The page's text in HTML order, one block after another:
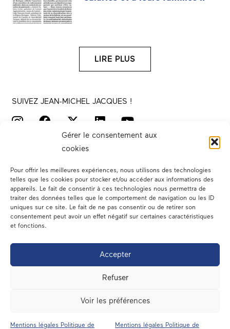
Gérer le consentement aux
cookies
Pour offrir les meilleures expériences, nous utilisons des technologies
telles que les cookies pour stocker et/ou accéder aux informations des
appareils. Le fait de consentir à ces technologies nous permettra de
traiter des données telles que le comportement de navigation ou les ID
uniques sur ce site. Le fait de ne pas consentir ou de retirer son
consentement peut avoir un effet négatif sur certaines caractéristiques
et fonctions.
Accepter
Refuser
Voir les préférences
Mentions légales Politique de Mentions légales Politique de
LIRE PLUS
SUIVEZ JEAN-MICHEL JACQUES !
Votre député
Dans les médias
En circonscription
A l’assemblée
Contact